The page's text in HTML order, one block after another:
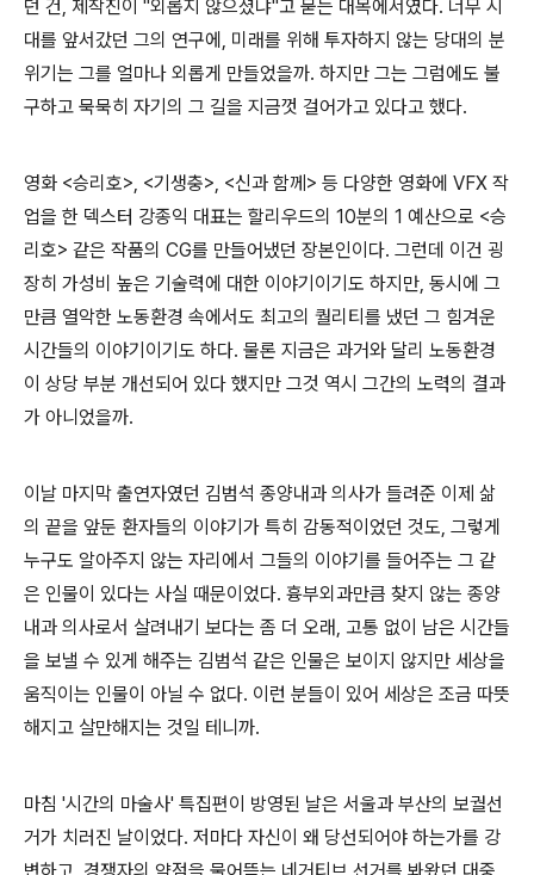
던 건, 제작진이 "외롭지 않으셨냐"고 묻는 대목에서였다. 너무 시
대를 앞서갔던 그의 연구에, 미래를 위해 투자하지 않는 당대의 분
위기는 그를 얼마나 외롭게 만들었을까. 하지만 그는 그럼에도 불
구하고 묵묵히 자기의 그 길을 지금껏 걸어가고 있다고 했다.
영화 <승리호>, <기생충>, <신과 함께> 등 다양한 영화에 VFX 작
업을 한 덱스터 강종익 대표는 할리우드의 10분의 1 예산으로 <승
리호> 같은 작품의 CG를 만들어냈던 장본인이다. 그런데 이건 굉
장히 가성비 높은 기술력에 대한 이야기이기도 하지만, 동시에 그
만큼 열악한 노동환경 속에서도 최고의 퀄리티를 냈던 그 힘겨운
시간들의 이야기이기도 하다. 물론 지금은 과거와 달리 노동환경
이 상당 부분 개선되어 있다 했지만 그것 역시 그간의 노력의 결과
가 아니었을까.
이날 마지막 출연자였던 김범석 종양내과 의사가 들려준 이제 삶
의 끝을 앞둔 환자들의 이야기가 특히 감동적이었던 것도, 그렇게
누구도 알아주지 않는 자리에서 그들의 이야기를 들어주는 그 같
은 인물이 있다는 사실 때문이었다. 흉부외과만큼 찾지 않는 종양
내과 의사로서 살려내기 보다는 좀 더 오래, 고통 없이 남은 시간들
을 보낼 수 있게 해주는 김범석 같은 인물은 보이지 않지만 세상을
움직이는 인물이 아닐 수 없다. 이런 분들이 있어 세상은 조금 따뜻
해지고 살만해지는 것일 테니까.
마침 '시간의 마술사' 특집편이 방영된 날은 서울과 부산의 보궐선
거가 치러진 날이었다. 저마다 자신이 왜 당선되어야 하는가를 강